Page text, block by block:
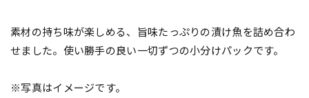
素材の持ち味が楽しめる、旨味たっぷりの漬け魚を詰め合わ
せました。使い勝手の良い一切ずつの小分けパックです。
※写真はイメージです。